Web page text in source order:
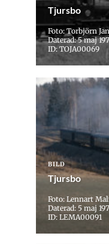
Tjursbo
Foto: Torbjörn
Daterad: 5 maj
ID: TOJA00069
BILD
Tjursbo
Foto: Lennart
Daterad: 5 maj
ID: LEMA00091